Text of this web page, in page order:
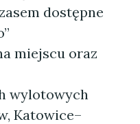
dostępne
miejscu oraz
wylotowych
Katowice–